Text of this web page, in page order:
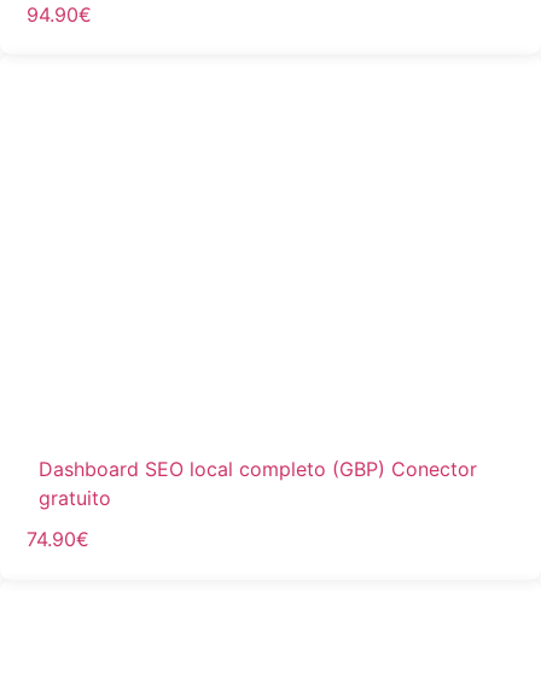
94.90€
Dashboard SEO local completo (GBP) Conector
gratuito
74.90€